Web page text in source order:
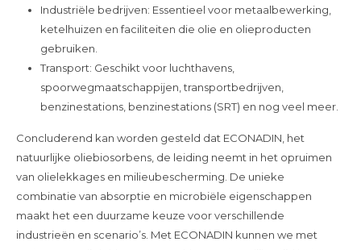
Industriële bedrijven: Essentieel voor metaalbewerking,
ketelhuizen en faciliteiten die olie en olieproducten
gebruiken.
Transport: Geschikt voor luchthavens,
spoorwegmaatschappijen, transportbedrijven,
benzinestations, benzinestations (SRT) en nog veel meer.
Concluderend kan worden gesteld dat ECONADIN, het
natuurlijke oliebiosorbens, de leiding neemt in het opruimen
van olielekkages en milieubescherming. De unieke
combinatie van absorptie en microbiële eigenschappen
maakt het een duurzame keuze voor verschillende
industrieën en scenario’s. Met ECONADIN kunnen we met